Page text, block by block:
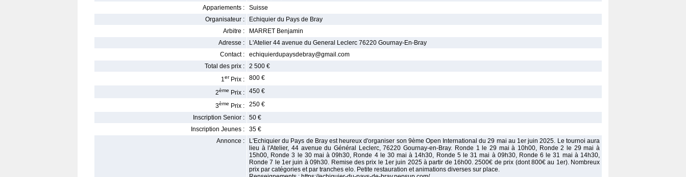
Appariements :
Suisse
Organisateur :
Echiquier du Pays de Bray
Arbitre :
MARRET Benjamin
Adresse :
L'Atelier 44 avenue du General Leclerc 76220 Gournay-En-Bray
Contact :
echiquierdupaysdebray@gmail.com
Total des prix :
2 500 €
1er Prix : 800 €
2ème Prix : 450 €
3ème Prix :
250 €
Inscription Senior :
50 €
Inscription Jeunes :
35 €
Annonce :
L'Echiquier du Pays de Bray est heureux d'organiser son 9ème Open International du 29 mai au 1er juin 2025. Le tournoi aura
lieu à l'Atelier, 44 avenue du Général Leclerc, 76220 Gournay-en-Bray. Ronde 1 le 29 mai à 10h00, Ronde 2 le 29 mai à
15h00, Ronde 3 le 30 mai à 09h30, Ronde 4 le 30 mai à 14h30, Ronde 5 le 31 mai à 09h30, Ronde 6 le 31 mai à 14h30,
Ronde 7 le 1er juin à 09h30. Remise des prix le 1er juin 2025 à partir de 16h00. 2500€ de prix (dont 800€ au 1er). Nombreux
prix par catégories et par tranches elo. Petite restauration et animations diverses sur place.